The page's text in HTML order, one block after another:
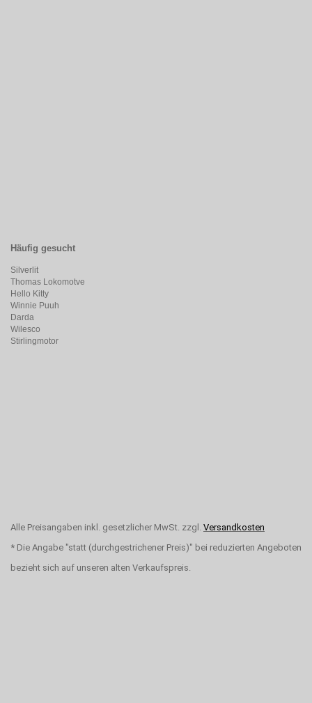
Häufig gesucht
Silverlit
Thomas Lokomotve
Hello Kitty
Winnie Puuh
Darda
Wilesco
Stirlingmotor
Alle Preisangaben inkl. gesetzlicher MwSt. zzgl. Versandkosten
* Die Angabe "statt (durchgestrichener Preis)" bei reduzierten Angeboten
bezieht sich auf unseren alten Verkaufspreis.